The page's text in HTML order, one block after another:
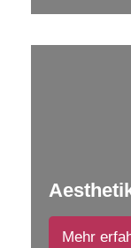
Mehr